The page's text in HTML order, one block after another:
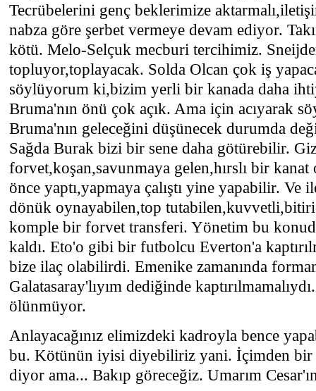
Tecrübelerini genç beklerimize
nabza göre şerbet vermeye devam ediyor.
kötü. Melo-Selçuk mecburi tercihimiz.
topluyor,toplayacak. Solda Olcan çok iş
söylüyorum ki,bizim yerli bir kanada daha
Bruma'nın önü çok açık. Ama için acıyarak
Bruma'nın geleceğini düşünecek durumda
Sağda Burak bizi bir sene daha götürebilir.
forvet,koşan,savunmaya gelen,hırslı bir
önce yaptı,yapmaya çalıştı yine yapabilir. Ve
dönük oynayabilen,top
komple bir forvet transferi. Yönetim bu
kaldı. Eto'o gibi bir futbolcu Everton'a
bize ilaç olabilirdi. Emenike zamanında
Galatasaray'lıyım dediğinde
ölünmüyor.
Anlayacağınız elimizdeki kadroyla bence
bu. Kötünün iyisi diyebiliriz yani. İçimden bir
diyor ama... Bakıp göreceğiz. Umarım